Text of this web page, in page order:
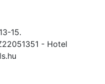
15.
- Hotel